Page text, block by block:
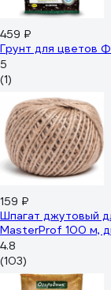
459 ₽
Грунт для цветов
5
(1)
159 ₽
Шпагат джутовый
MasterProf 100 м,
4.8
(103)